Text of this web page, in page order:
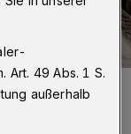
Art. 49 Abs. 1 S.
außerhalb